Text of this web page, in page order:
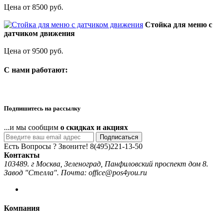
Цена от 8500 руб.
Стойка для меню с
датчиком движения
Цена от 9500 руб.
C нами работают:
Подпишитесь на рассылку
...и мы сообщим о скидках и акциях
Подписаться
Есть Вопросы ? Звоните! 8(495)221-13-50
Контакты
103489. г Москва, Зеленоград, Панфиловский проспект дом 8.
Завод "Стелла". Почта: office@pos4you.ru
Компания